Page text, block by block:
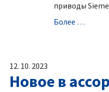
приводы
Болeе …
12. 10. 2023
Новое в